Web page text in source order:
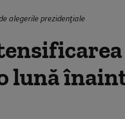
alegerile prezidenţiale
lună